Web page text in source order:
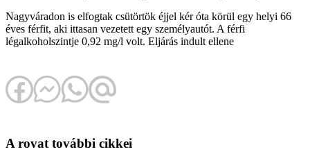
Nagyváradon is elfogtak csütörtök éjjel kér óta körül egy helyi 66
éves férfit, aki ittasan vezetett egy személyautót. A férfi
légalkoholszintje 0,92 mg/l volt. Eljárás indult ellene
A rovat további cikkei